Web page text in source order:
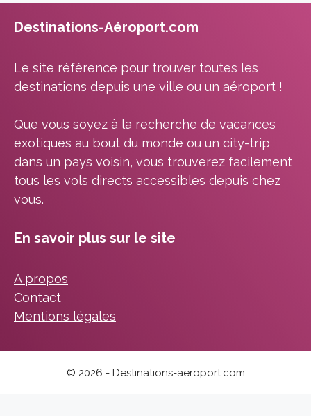
Destinations-Aéroport.com
Le site référence pour trouver toutes les
destinations depuis une ville ou un aéroport !
Que vous soyez à la recherche de vacances
exotiques au bout du monde ou un city-trip
dans un pays voisin, vous trouverez facilement
tous les vols directs accessibles depuis chez
vous.
En savoir plus sur le site
A propos
Contact
Mentions légales
© 2026 - Destinations-aeroport.com